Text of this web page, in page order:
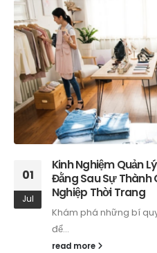
01
Jul
Kinh Nghiệm Quản
Đằng Sau Sự
Nghiệp Thời Trang
Khám phá những bí
để...
read more